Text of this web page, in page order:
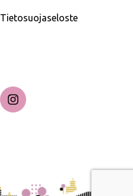
Tietosuojaseloste